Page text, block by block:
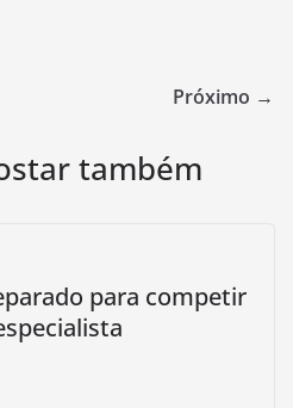
Próximo →
também
para competir